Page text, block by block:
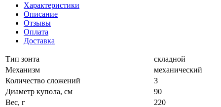
Характеристики
Описание
Отзывы
Оплата
Доставка
Тип зонта
складной
Механизм
механический
Количество сложений
3
Диаметр купола, см
90
Вес, г
220